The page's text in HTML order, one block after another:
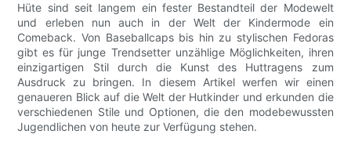
Hüte sind seit langem ein fester Bestandteil der Modewelt
und erleben nun auch in der Welt der Kindermode ein
Comeback. Von Baseballcaps bis hin zu stylischen Fedoras
gibt es für junge Trendsetter unzählige Möglichkeiten, ihren
einzigartigen Stil durch die Kunst des Huttragens zum
Ausdruck zu bringen. In diesem Artikel werfen wir einen
genaueren Blick auf die Welt der Hutkinder und erkunden die
verschiedenen Stile und Optionen, die den modebewussten
Jugendlichen von heute zur Verfügung stehen.